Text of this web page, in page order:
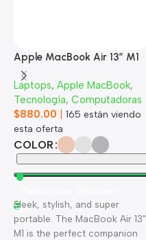
Apple MacBook Air 13” M1
Laptops, Apple MacBook,
Tecnología, Computadoras
$880.00 165 están viendo
esta oferta
COLOR
Sleek, stylish, and super
portable. The MacBook Air 13"
M1 is the perfect companion